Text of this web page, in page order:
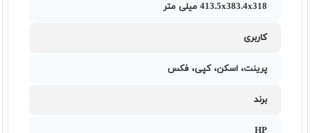
413.5x383.4x318 ميلی متر
کاربری
پرینت، اسکن، کپی، فکس
برند